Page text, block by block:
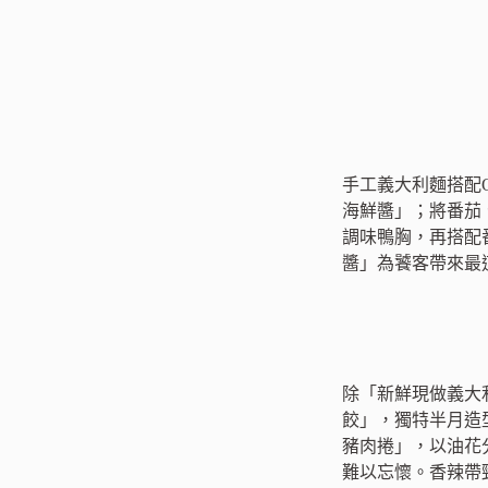
手工義大利麵搭配
海鮮醬」；將番
調味鴨胸，再搭配
醬」為饕客帶來最
除「新鮮現做義
餃」，獨特半月造
豬肉捲」，以油花
難以忘懷。香辣